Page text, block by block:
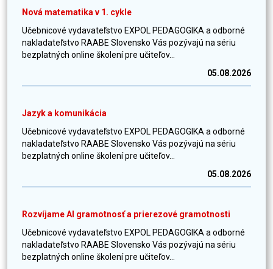
Nová matematika v 1. cykle
Učebnicové vydavateľstvo EXPOL PEDAGOGIKA a odborné
nakladateľstvo RAABE Slovensko Vás pozývajú na sériu
bezplatných online školení pre učiteľov...
05.08.2026
Jazyk a komunikácia
Učebnicové vydavateľstvo EXPOL PEDAGOGIKA a odborné
nakladateľstvo RAABE Slovensko Vás pozývajú na sériu
bezplatných online školení pre učiteľov...
05.08.2026
Rozvíjame AI gramotnosť a prierezové gramotnosti
Učebnicové vydavateľstvo EXPOL PEDAGOGIKA a odborné
nakladateľstvo RAABE Slovensko Vás pozývajú na sériu
bezplatných online školení pre učiteľov...